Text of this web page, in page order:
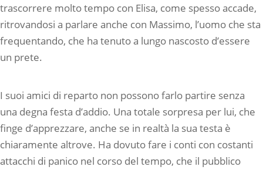
trascorrere molto tempo con Elisa, come spesso accade,
ritrovandosi a parlare anche con Massimo, l’uomo che sta
frequentando, che ha tenuto a lungo nascosto d’essere
un prete.
I suoi amici di reparto non possono farlo partire senza
una degna festa d’addio. Una totale sorpresa per lui, che
finge d’apprezzare, anche se in realtà la sua testa è
chiaramente altrove. Ha dovuto fare i conti con costanti
attacchi di panico nel corso del tempo, che il pubblico